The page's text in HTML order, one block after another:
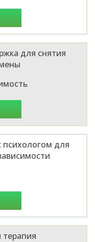
для снятия
для